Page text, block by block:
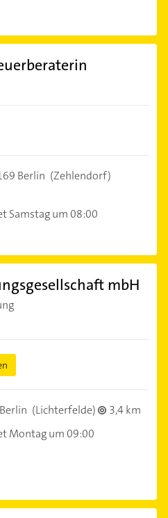
Berlin (Zehlendorf)
Samstag um 08:00
mbH
(Lichterfelde)
3,4 km
Montag um 09:00